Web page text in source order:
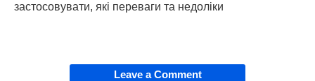
застосовувати, які переваги та недоліки
Leave a Comment